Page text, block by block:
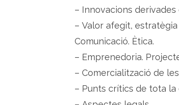
– Innovacions
– Valor afegit,
Comunicació. Ètica.
– Emprenedoria.
– Comercialització de
– Punts crítics de tota la